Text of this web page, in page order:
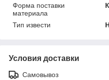
Форма поставки
материала
Тип извести
Условия доставки
Самовывоз